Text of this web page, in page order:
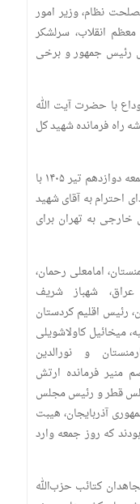
نظام، وزیر امور
انقلاب، سرلشکر
رئیس جمهور و برخی
با حضرت آیت الله
راه فرمانده شهید کل
در کنار مسوولین کشوری ، از صبح امروز جمعه دوازدهم تیر ۱۴۰۵ با
احترام به آقای شهید
خارجی به تهران برای
امامعلی رحمان،
عراق، شهباز شریف
رئیس اقلیم کردستان
میخائیل کاولاشویلی
و نورالدین
منیر فرمانده ارتش
قطر و رئیس مجلس
آذربایجان، هیبت
که روز جمعه وارد
کتائب حزب‌الله